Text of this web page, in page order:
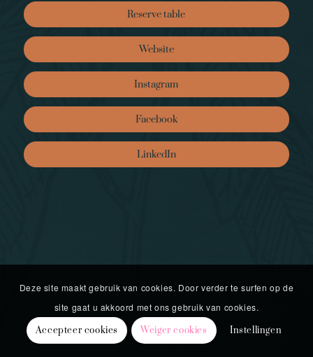
Reserve table
Website
Instagram
Facebook
LinkedIn
Deze site maakt gebruik van cookies. Door verder te surfen op de
site gaat u akkoord met ons gebruik van cookies.
Accepteer cookies Weiger cookies Instellingen